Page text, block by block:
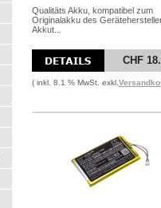
Qualitäts Akku, kompatibel zum
Originalakku des
Akkut...
CHF
( inkl. 8.1 % MwSt. exkl.